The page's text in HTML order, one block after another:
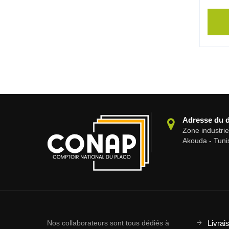
Adresse du
Zone
Akouda -
Nos collaborateurs sont tous dédiés à